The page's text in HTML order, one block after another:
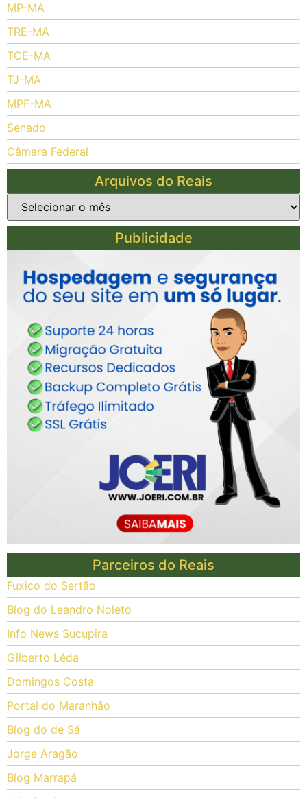
MP-MA
TRE-MA
TCE-MA
TJ-MA
MPF-MA
Senado
Câmara Federal
Arquivos do Reais
Publicidade
Parceiros do Reais
Fuxico do Sertão
Blog do Leandro Noleto
Info News Sucupira
Gilberto Léda
Domingos Costa
Portal do Maranhão
Blog do de Sá
Jorge Aragão
Blog Marrapá